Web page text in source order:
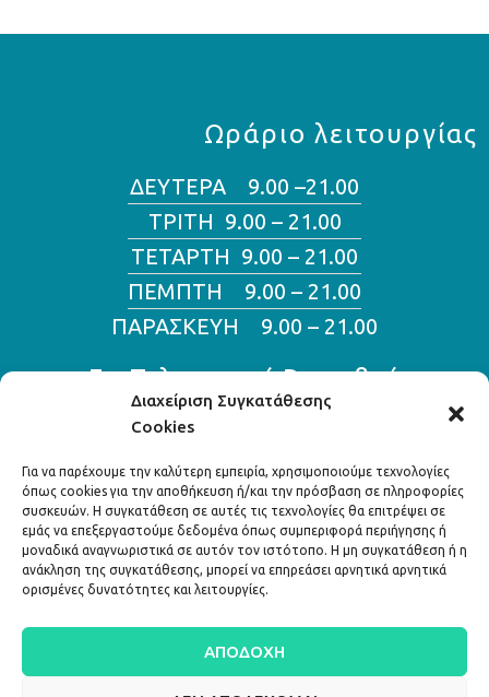
Διαχείριση Συγκατάθεσης
Cookies
Για να παρέχουμε την καλύτερη εμπειρία, χρησιμοποιούμε τεχνολογίες
όπως cookies για την αποθήκευση ή/και την πρόσβαση σε πληροφορίες
συσκευών. Η συγκατάθεση σε αυτές τις τεχνολογίες θα επιτρέψει σε
εμάς να επεξεργαστούμε δεδομένα όπως συμπεριφορά περιήγησης ή
μοναδικά αναγνωριστικά σε αυτόν τον ιστότοπο. Η μη συγκατάθεση ή η
ανάκληση της συγκατάθεσης, μπορεί να επηρεάσει αρνητικά αρνητικά
ορισμένες δυνατότητες και λειτουργίες.
ΑΠΟΔΟΧΉ
Ωράριο λειτουργίας
ΔΕΥΤΕΡΑ 9.00 –21.00
ΤΡΙΤΗ 9.00 – 21.00
ΤΕΤΑΡΤΗ 9.00 – 21.00
ΠΕΜΠΤΗ 9.00 – 21.00
ΠΑΡΑΣΚΕΥΗ 9.00 – 21.00
Για Τηλεφωνικά Ραντεβού
210 800 11 70
210 800 11 46
Διεύθυνση:
Λ. Κηφισίας 324,
Κηφισιά 145 63